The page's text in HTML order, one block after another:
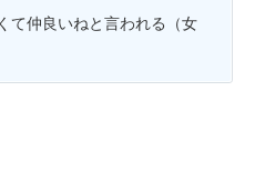
て仲良いねと言われる（女